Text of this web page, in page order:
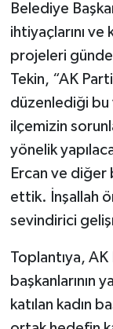
Belediye
ihtiyaçlarını ve
projeleri
Tekin, “AK Parti
düzenlediği
ilçemizin
yönelik
Ercan ve diğer
ettik. İnşallah
sevindirici
Toplantıya, AK
başkanlarının
katılan kadın